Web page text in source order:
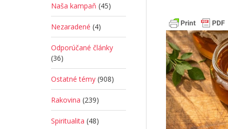
Naša kampaň (45)
Nezaradené (4)
Odporúčané články
(36)
Ostatné témy (908)
Rakovina (239)
Spiritualita (48)